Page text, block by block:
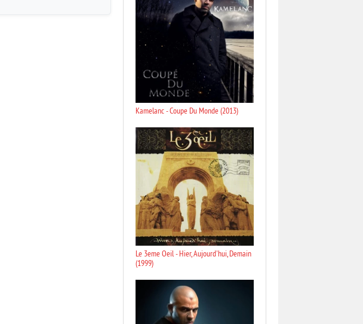
Kamelanc - Coupe Du Monde (2013)
Le 3eme Oeil - Hier, Aujourd'hui, Demain
(1999)